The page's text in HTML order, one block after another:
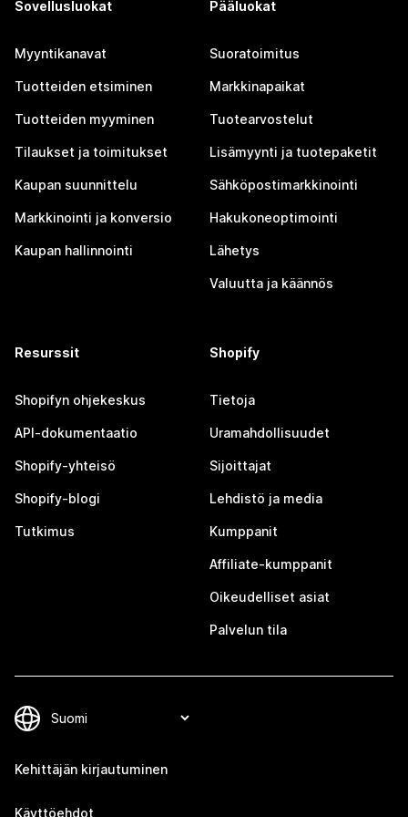
Sovellusluokat
Myyntikanavat
Tuotteiden etsiminen
Tuotteiden myyminen
Tilaukset ja toimitukset
Kaupan suunnittelu
Markkinointi ja konversio
Kaupan hallinnointi
Pääluokat
Suoratoimitus
Markkinapaikat
Tuotearvostelut
Lisämyynti ja tuotepaketit
Sähköpostimarkkinointi
Hakukoneoptimointi
Lähetys
Valuutta ja käännös
Resurssit
Shopifyn ohjekeskus
API-dokumentaatio
Shopify-yhteisö
Shopify-blogi
Tutkimus
Shopify
Tietoja
Uramahdollisuudet
Sijoittajat
Lehdistö ja media
Kumppanit
Affiliate-kumppanit
Oikeudelliset asiat
Palvelun tila
Kehittäjän kirjautuminen
Käyttöehdot